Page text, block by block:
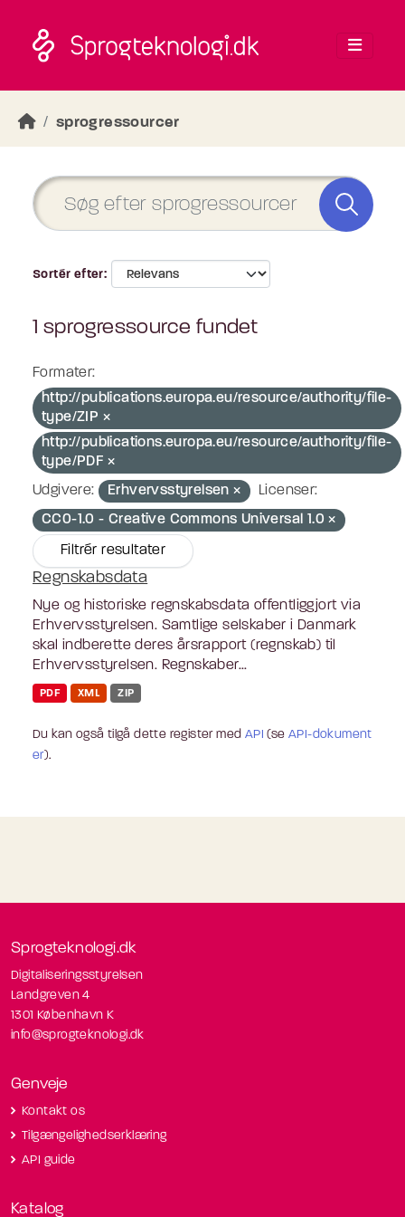
sprogressourcer
Sortér efter
1 sprogressource fundet
Formater:
http://publications.europa.eu/resource/authority/file-
type/ZIP
http://publications.europa.eu/resource/authority/file-
type/PDF
Udgivere:
Erhvervsstyrelsen
Licenser:
CC0-1.0 - Creative Commons Universal 1.0
Filtrér resultater
Regnskabsdata
Nye og historiske regnskabsdata offentliggjort via
Erhvervsstyrelsen. Samtlige selskaber i Danmark
skal indberette deres årsrapport (regnskab) til
Erhvervsstyrelsen. Regnskaber...
PDF XML ZIP
Du kan også tilgå dette register med API (seAPI-dokument
er).
Sprogteknologi.dk
Digitaliseringsstyrelsen
Landgreven 4
1301 København K
info@sprogteknologi.dk
Genveje
Kontakt os
Tilgængelighedserklæring
API guide
Katalog